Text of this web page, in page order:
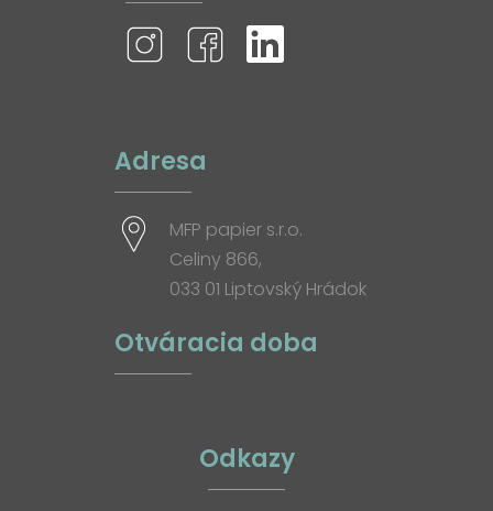
Adresa
MFP papier s.r.o.
Celiny 866,
033 01 Liptovský Hrádok
Otváracia doba
Odkazy